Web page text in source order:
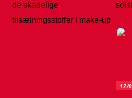
de skadelige
tilsætningsstoffer i make-up
17/